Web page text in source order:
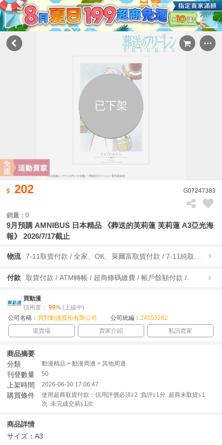
已下架
202 G07247383
銷量 : 0
9月預購 AMNIBUS 日本精品 《葬送的芙莉蓮 芙莉蓮 A3亞光海
報》 2026/7/17截止
物流
付款 取貨付款 / ATM轉帳 / 超商條碼繳費 / 帳戶餘額付款 /
買動漫
信用度： 99% (上線中)
公司名稱： 買對動漫股份有限公司 公司統編： 24553282
逛賣場
賣家介紹 私訊賣家
商品摘要
分類
動漫精品 > 動漫周邊 > 其他周邊
刊登數量 50
上架時間 2026-06-30 17:06:47
購買條件
使用超商取貨付款：信用評價必須≧2 負評≦1分 超商未取貨≦1
次 未完成交易≦1次
商品詳情
サイズ：A3